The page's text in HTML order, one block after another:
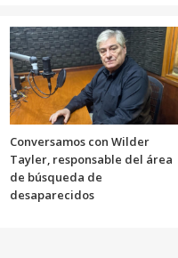
Conversamos con Wilder
Tayler, responsable del área
de búsqueda de
desaparecidos